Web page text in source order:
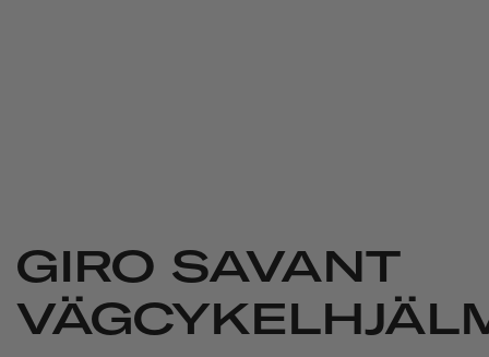
GIRO SAVANT